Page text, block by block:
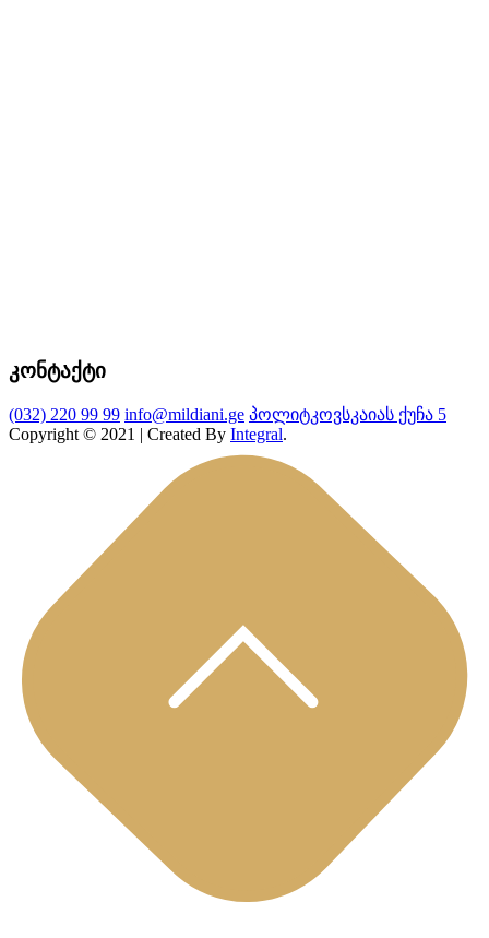
კონტაქტი
(032) 220 99 99 info@mildiani.ge პოლიტკოვსკაიას ქუჩა 5
Copyright © 2021 | Created By Integral.